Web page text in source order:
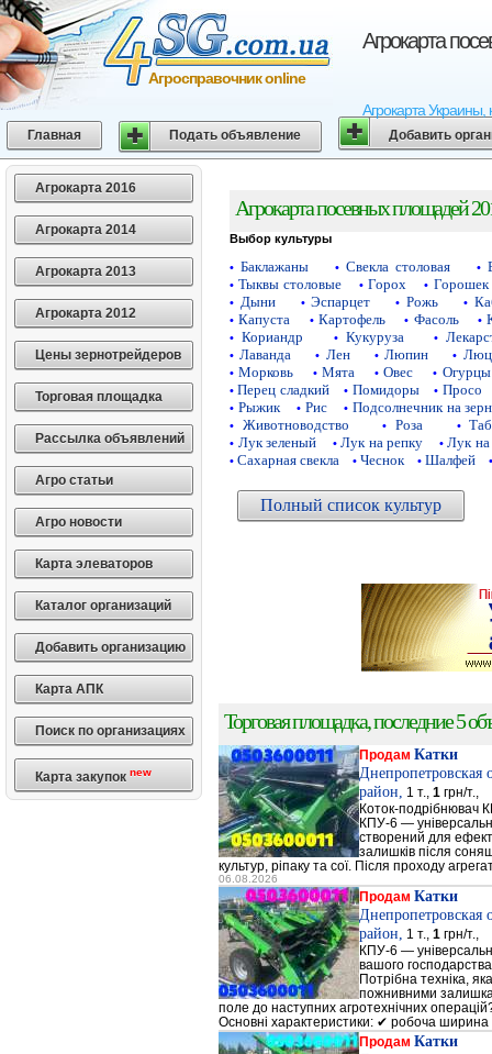
Агрокарта
Агрокарта
Агросправочник online
Главная Подать объявление Добавить
Агрокарта 2016
Агрокарта 2014
Агрокарта 2013
Агрокарта 2012
Цены зернотрейдеров
Торговая площадка
Рассылка объявлений
Агро статьи
Агро новости
Карта элеваторов
Каталог организаций
Добавить организацию
Карта АПК
Поиск по организациях
Карта закупок new
Агрокарта посевных площадей
Выбор культуры
• Баклажаны • Свекла столовая •
• Тыквы столовые • Горох • Горошек
• Дыни • Эспарцет • Рожь •
• Капуста • Картофель • Фасоль •
• Кориандр • Кукуруза •
• Лаванда • Лен • Люпин •
• Морковь • Мята • Овес • Огурцы
• Перец сладкий • Помидоры • Просо
• Рыжик • Рис • Подсолнечник на
• Животноводство • Роза •
• Лук зеленый • Лук на репку • Лук на
• Сахарная свекла • Чеснок • Шалфей •
Полный список культур
Торговая площадка, последние 5
Продам Катки
Днепропетровская
район, 1 т., 1 грн/т.,
Коток-подрібнювач
КПУ-6 —
створений для
залишків після
культур, ріпаку та сої. Після проходу
06.08.2026
Продам Катки
Днепропетровская
район, 1 т., 1 грн/т.,
КПУ-6 —
вашого господарства
Потрібна техніка,
пожнивними
поле до наступних агротехнічних
Основні характеристики: ✔ робоча
Продам Катки